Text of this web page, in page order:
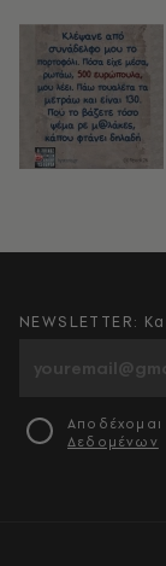
NEWSLETTER:
Αποδέχομαι
Δεδομένων